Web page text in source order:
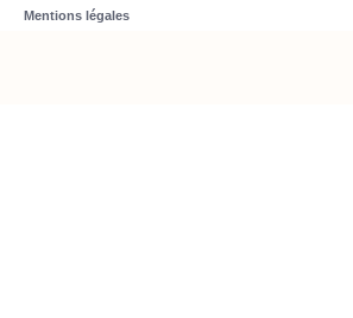
Mentions légales